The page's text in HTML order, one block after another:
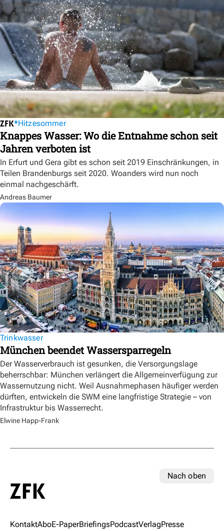
Hitzesommer
Knappes Wasser: Wo die Entnahme schon seit
Jahren verboten ist
In Erfurt und Gera gibt es schon seit 2019 Einschränkungen, in
Teilen Brandenburgs seit 2020. Woanders wird nun noch
einmal nachgeschärft.
Andreas Baumer
Trinkwasser
München beendet Wassersparregeln
Der Wasserverbrauch ist gesunken, die Versorgungslage
beherrschbar: München verlängert die Allgemeinverfügung zur
Wassernutzung nicht. Weil Ausnahmephasen häufiger werden
dürften, entwickeln die SWM eine langfristige Strategie – von
Infrastruktur bis Wasserrecht.
Elwine Happ-Frank
Nach oben
KontaktAboE-PaperBriefingsPodcastVerlagPresse